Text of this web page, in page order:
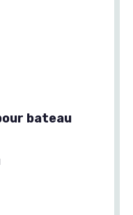
bateau